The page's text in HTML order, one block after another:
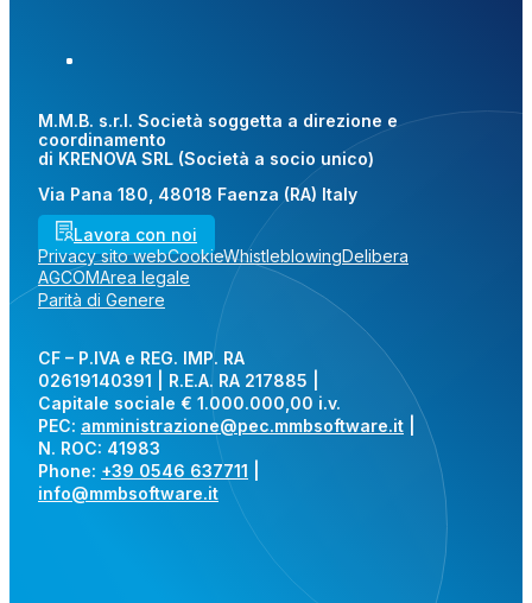
M.M.B. s.r.l. Società soggetta a direzione e
coordinamento
di KRENOVA SRL (Società a socio unico)
Via Pana 180, 48018 Faenza (RA) Italy
Lavora con noi
Privacy sito webCookieWhistleblowingDelibera
AGCOMArea legale
Parità di Genere
CF – P.IVA e REG. IMP. RA
02619140391 | R.E.A. RA 217885 |
Capitale sociale € 1.000.000,00 i.v.
PEC: amministrazione@pec.mmbsoftware.it
N. ROC: 41983
Phone: +39 0546 637711
info@mmbsoftware.it